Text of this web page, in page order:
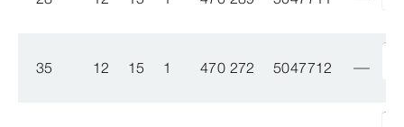
35 12 15 1 470 272 5047712